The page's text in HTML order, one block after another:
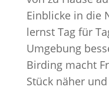
Einblicke in die
lernst Tag für
Umgebung
Birding macht
Stück näher